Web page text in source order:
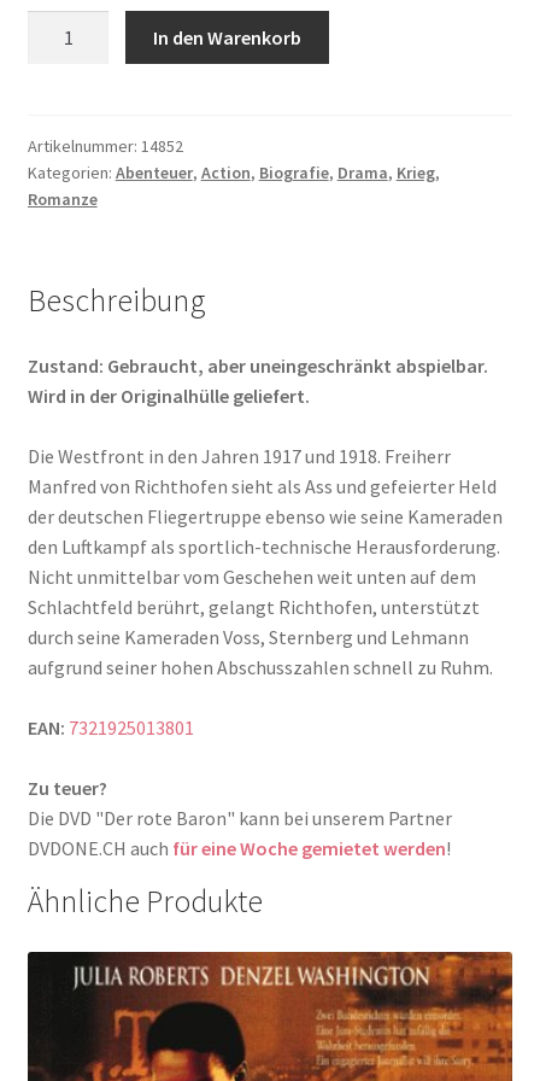
In den Warenkorb
Artikelnummer: 14852
Kategorien: Abenteuer, Action, Biografie, Drama, Krieg,
Romanze
Beschreibung
Zustand: Gebraucht, aber uneingeschränkt abspielbar.
Wird in der Originalhülle geliefert.
Die Westfront in den Jahren 1917 und 1918. Freiherr
Manfred von Richthofen sieht als Ass und gefeierter Held
der deutschen Fliegertruppe ebenso wie seine Kameraden
den Luftkampf als sportlich-technische Herausforderung.
Nicht unmittelbar vom Geschehen weit unten auf dem
Schlachtfeld berührt, gelangt Richthofen, unterstützt
durch seine Kameraden Voss, Sternberg und Lehmann
aufgrund seiner hohen Abschusszahlen schnell zu Ruhm.
EAN: 7321925013801
Zu teuer?
Die DVD "Der rote Baron" kann bei unserem Partner
DVDONE.CH auch für eine Woche gemietet werden!
Ähnliche Produkte